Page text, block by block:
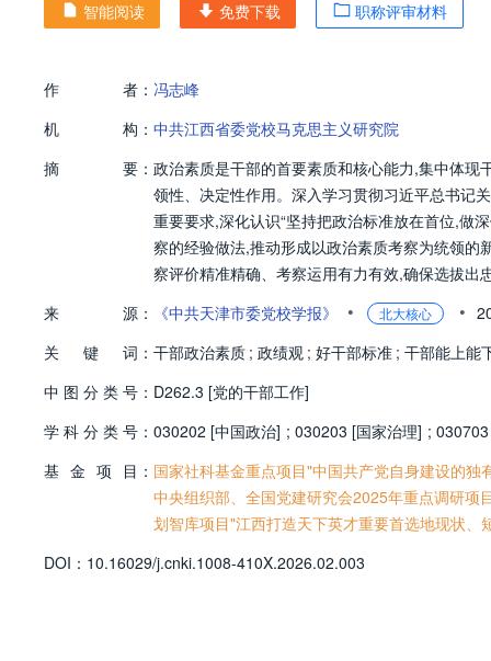
智能阅读 免费下载 职称评审材料
作 者： 冯志峰
机
构： 中共江西省委党校马克思主义研究院
摘
要： 政治素质是干部的首要素质和核心能力,集中体
领性、决定性作用。深入学习贯彻习近平总书记
重要要求,深化认识“坚持把政治标准放在首位,做
察的经验做法,推动形成以政治素质考察为统领
察评价精准精确、考察运用有力有效,确保选拔
来 源： 《中共天津市委党校学报》 • 北大核心 •
关
键 词： 干部政治素质 ; 政绩观 ; 好干部标准 ; 干部能上能
中 图 分 类 号： D262.3 [党的干部工作]
学 科 分 类 号： 030202 [中国政治] ; 030203 [国家治理] ;
基 金 项 目： 国家社科基金重点项目"中国共产党自身建设的
中央组织部、全国党建研究会2025年重点调研
划智库项目"江西打造天下英才重要首选地现状
DOI： 10.16029/j.cnki.1008-410X.2026.02.003